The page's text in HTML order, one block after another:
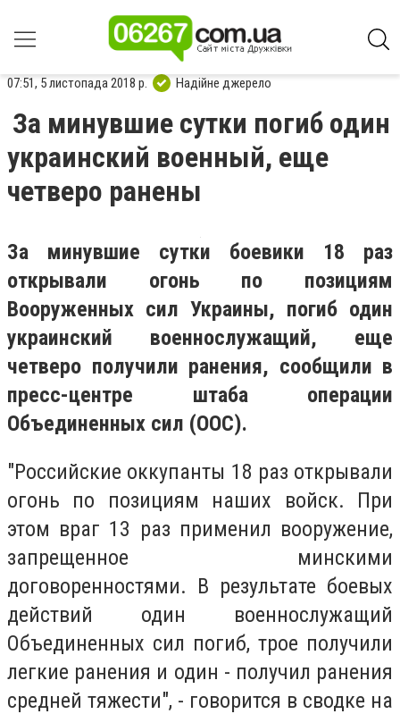
07:51, 5 листопада 2018 р. Надійне джерело
За минувшие сутки погиб один
украинский военный, еще
четверо ранены
За минувшие сутки боевики 18 раз
открывали огонь по позициям
Вооруженных сил Украины, погиб один
украинский военнослужащий, еще
четверо получили ранения, сообщили в
пресс-центре штаба операции
Объединенных сил (ООС).
"Российские оккупанты 18 раз открывали
огонь по позициям наших войск. При
этом враг 13 раз применил вооружение,
запрещенное минскими
договоренностями. В результате боевых
действий один военнослужащий
Объединенных сил погиб, трое получили
легкие ранения и один - получил ранения
средней тяжести", - говорится в сводке на